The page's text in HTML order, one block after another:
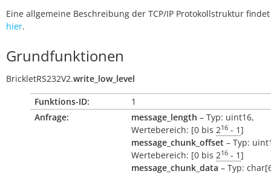
Eine allgemeine Beschreibung der TCP/IP Protokollstruktur
hier.
Grundfunktionen
BrickletRS232V2.write_low_level
Funktions-ID:
1
Anfrage:
message_length – Typ: uint16,
Wertebereich: [0 bis 216 - 1]
message_chunk_offset – Typ:
Wertebereich: [0 bis 216 - 1]
message_chunk_data – Typ: